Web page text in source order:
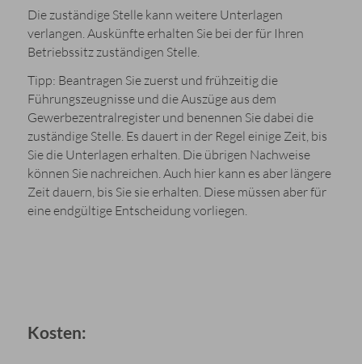
Die zuständige Stelle kann weitere Unterlagen
verlangen. Auskünfte erhalten Sie bei der für Ihren
Betriebssitz zuständigen Stelle.
Tipp: Beantragen Sie zuerst und frühzeitig die
Führungszeugnisse und die Auszüge aus dem
Gewerbezentralregister und benennen Sie dabei die
zuständige Stelle. Es dauert in der Regel einige Zeit, bis
Sie die Unterlagen erhalten. Die übrigen Nachweise
können Sie nachreichen. Auch hier kann es aber längere
Zeit dauern, bis Sie sie erhalten. Diese müssen aber für
eine endgültige Entscheidung vorliegen.
Kosten: